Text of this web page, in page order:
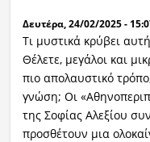
Εκπομπές
Πολιτισμός
Δευτέρα, 24/02/2025 -
Τι μυστικά κρύβει
Θέλετε, μεγάλοι και
πιο απολαυστικό
γνώση; Οι
της Σοφίας Αλεξίου
προσθέτουν μια